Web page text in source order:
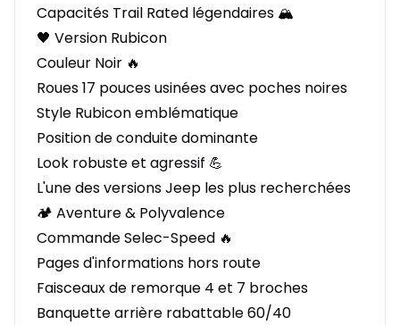
Capacités Trail Rated légendaires 🏔️
🖤 Version Rubicon
Couleur Noir 🔥
Roues 17 pouces usinées avec poches noires
Style Rubicon emblématique
Position de conduite dominante
Look robuste et agressif 💪
L'une des versions Jeep les plus recherchées
🏕️ Aventure & Polyvalence
Commande Selec-Speed 🔥
Pages d'informations hors route
Faisceaux de remorque 4 et 7 broches
Banquette arrière rabattable 60/40